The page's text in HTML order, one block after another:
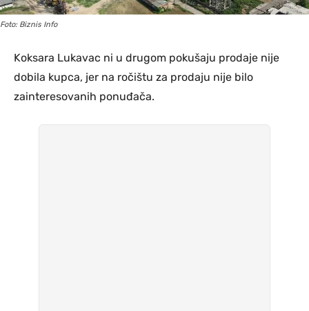
Foto: Biznis Info
Koksara Lukavac ni u drugom pokušaju prodaje nije
dobila kupca, jer na ročištu za prodaju nije bilo
zainteresovanih ponuđača.